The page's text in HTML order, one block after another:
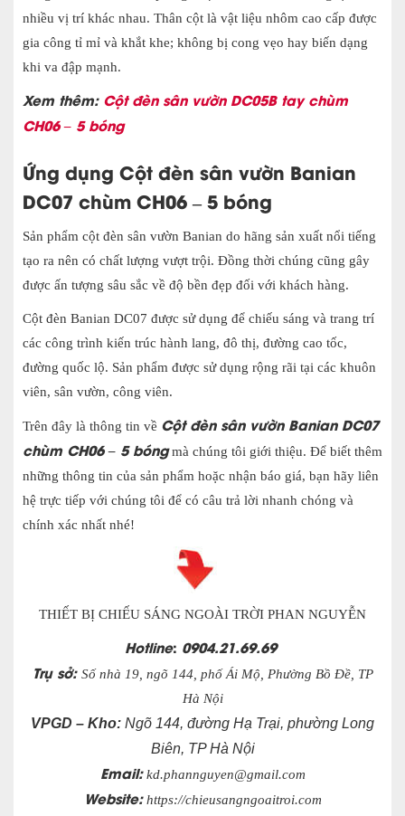
nhiều vị trí khác nhau. Thân cột là vật liệu nhôm cao cấp được
gia công tỉ mỉ và khắt khe; không bị cong vẹo hay biến dạng
khi va đập mạnh.
Xem thêm: Cột đèn sân vườn DC05B tay chùm
CH06 – 5 bóng
Ứng dụng Cột đèn sân vườn Banian
DC07 chùm CH06 – 5 bóng
Sản phẩm cột đèn sân vườn Banian do hãng sản xuất nổi tiếng
tạo ra nên có chất lượng vượt trội. Đồng thời chúng cũng gây
được ấn tượng sâu sắc về độ bền đẹp đối với khách hàng.
Cột đèn Banian DC07 được sử dụng để chiếu sáng và trang trí
các công trình kiến trúc hành lang, đô thị, đường cao tốc,
đường quốc lộ. Sản phẩm được sửdụng rộng rãi tại các khuôn
viên, sân vườn, công viên.
Trên đây là thông tin về Cột đèn sân vườn Banian DC07
chùm CH06 – 5 bóngmà chúng tôi giới thiệu. Để biết thêm
những thông tin của sản phẩm hoặc nhận báo giá, bạn hãy liên
hệ trực tiếp với chúng tôi để có câu trả lời nhanh chóng và
chính xác nhất nhé!
THIẾT BỊ CHIẾU SÁNG NGOÀI TRỜI PHAN NGUYỄN
Hotline: 0904.21.69.69
Trụ sở: Số nhà 19, ngõ 144, phố Ái Mộ, Phường Bồ Đề, TP
Hà Nội
VPGD – Kho: Ngõ 144, đường Hạ Trại, phường Long
Biên, TP Hà Nội
Email:kd.phannguyen@gmail.com
Website:https://chieusangngoaitroi.com